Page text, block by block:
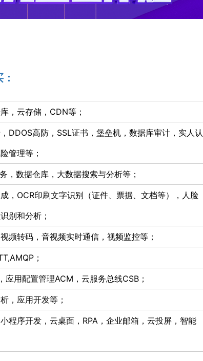
，云存储，CDN等；
DDOS高防，SSL证书，堡垒机，数据库审计，实人认
管理等；
，数据仓库，大数据搜索与分析等；
，OCR印刷文字识别（证件、票据、文档等），人脸
别和分析；
频转码，音视频实时通信，视频监控等；
；
应用配置管理ACM，云服务总线CSB；
，应用开发等；
程序开发，云桌面，RPA，企业邮箱，云投屏，智能